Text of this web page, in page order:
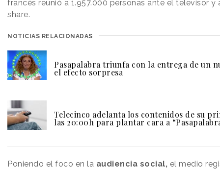
francés reunió a 1.957.000 personas ante el televisor y
share.
NOTICIAS RELACIONADAS
Pasapalabra triunfa con la entrega de un
el efecto sorpresa
Telecinco adelanta los contenidos de su
las 20:00h para plantar cara a
Poniendo el foco en la audiencia social, el medio